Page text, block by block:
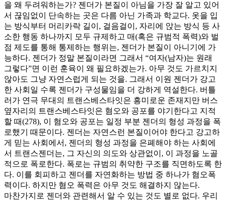
을 왜 두려워하는가? 젠더가 본질이 아님을 가장 잘 알고 있어
서 끊임없이 단속하는 곳은 다름 아닌 가족과 학교다. 옷을 입
는 방식부터 머리카락 길이, 걸음걸이, 자리에 앉는 방식 등 사
소한 행동 하나까지 모두 규제하고 매(혹은 규범적 폭력)와 벌
점 제도를 통해 통제하는 행위는, 젠더가 본질이 아니기에 가
능하다. 젠더가 정말 본질이라면 그래서 “여자(남자)는 원래
그렇다”면 이런 훈육이 왜 필요하겠는가. 아무 것도 가르치지
않아도 그냥 자연스럽게 되는 것을. 그래서 이원 젠더가 강고
한 사회일 수록 젠더가 구성물임을 더 강하게 역설한다. 버틀
러가 연극 무대의 트랜스베스타잇은 흥미로운 존재지만 버스
옆자리의 트랜스베스타잇은 혐오와 공포를 야기한다고 지적
할 때(278), 이 혐오와 공포는 일정 부분 젠더의 형성 과정을 폭
로했기 때문이다. 젠더는 자연스런 본질이어야 한다고 강고하
게 믿는 사회에서, 젠더의 형성 과정을 은폐해야 하는 사회에
서 트랜스젠더는, 그 자신의 의도와 상관없이, 이 과정을 노골
적으로 폭로한다. 폭로는 규범의 취약한 구조를 직면하도록 한
다. 이를 회피하고 젠더를 자연화하는 방법 중 하나가 혐오폭
력이다. 하지만 혐오 폭력은 아무 것도 해결하지 않는다.
마찬가지로 젠더와 관련해서 알 수 있는 것도 별로 없다. 우리